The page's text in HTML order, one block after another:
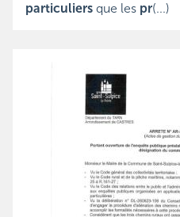
particuliers que les pr(...)